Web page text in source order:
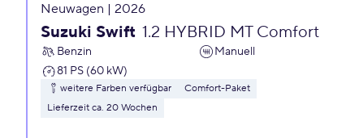
Neuwagen | 2026
Suzuki Swift 1.2 HYBRID MT Comfort
Benzin
Manuell
81 PS (60 kW)
weitere Farben verfügbar
Comfort-Paket
Lieferzeit ca. 20 Wochen